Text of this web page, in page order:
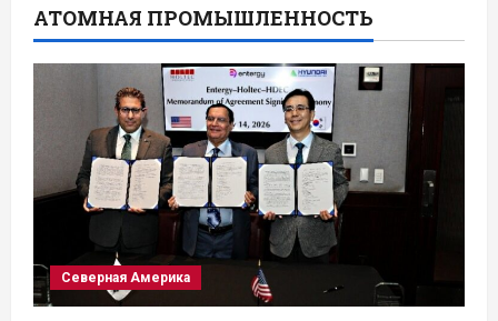
АТОМНАЯ ПРОМЫШЛЕННОСТЬ
Северная Америка